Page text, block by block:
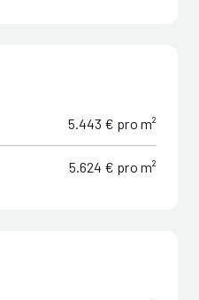
5.443 € pro m²
5.624 € pro m²